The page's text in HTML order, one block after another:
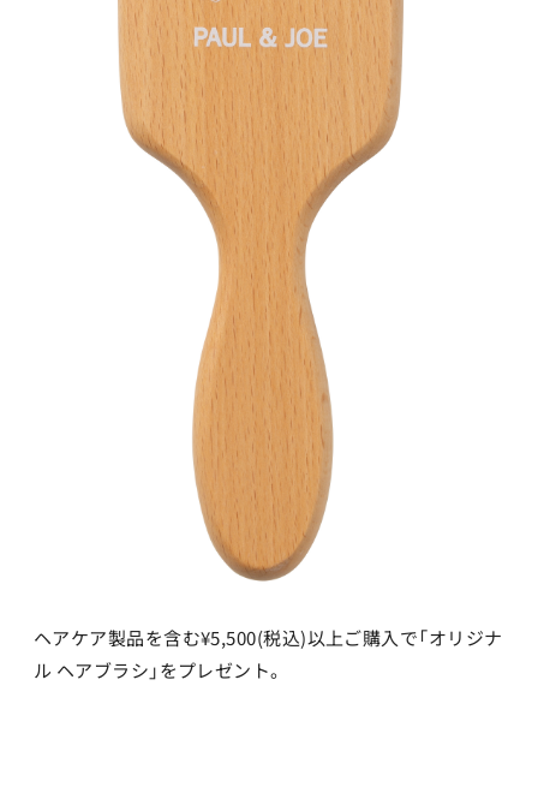
ヘアケア製品を含む¥5,500(税込)以上ご購入で「オリジナ
ル ヘアブラシ」をプレゼント。